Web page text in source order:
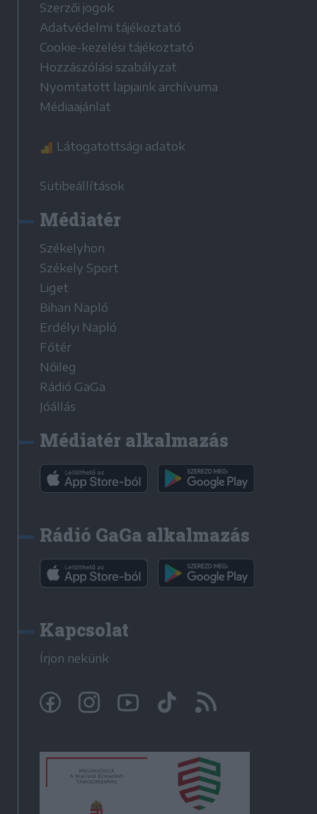
Szerzői jogok
Adatvédelmi tájékoztató
Cookie-kezelési tájékoztató
Hozzászólási szabályzat
Nyomtatott lapjaink archívuma
Médiaajánlat
Látogatottsági adatok
Sütibeállítások
Médiatér
Székelyhon
Székely Sport
Liget
Bihari Napló
Erdélyi Napló
Főtér
Nőileg
Rádió GaGa
Jóállás
Médiatér alkalmazás
Rádió GaGa alkalmazás
Kapcsolat
Írjon nekünk